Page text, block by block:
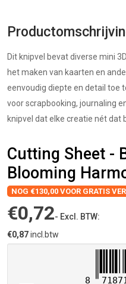
Dit knipvel bevat diverse mini
het maken van kaarten en
eenvoudig diepte en detail toe
voor scrapbooking, journaling
knipvel dat elke creatie nét dat
Cutting Sheet -
Blooming
NOG €130,00 VOOR GRATIS
€0,72- Excl. BTW:
€0,87incl.btw
8